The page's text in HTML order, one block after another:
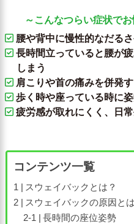
～こんなつらい症状で
腰や背中に慢性的なだる
長時間立っていると腰が
しまう
肩こりや首の痛みを併発
歩く時や座っている時に
疲労感が取れにくく、日
コンテンツ一覧
スウェイバックとは？
スウェイバックの原因と
長時間の座位姿勢